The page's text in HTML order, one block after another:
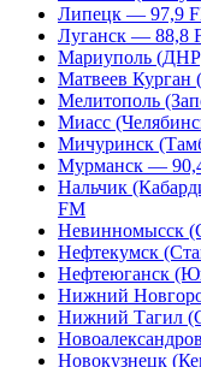
Липецк — 97,9
Луганск — 88,8
Мариуполь
Матвеев Курган
Мелитополь
Миасс
Мичуринск
Мурманск —
Нальчик
FM
Невинномысск
Нефтекумск
Нефтеюганск
Нижний
Нижний Тагил
Новокузнецк